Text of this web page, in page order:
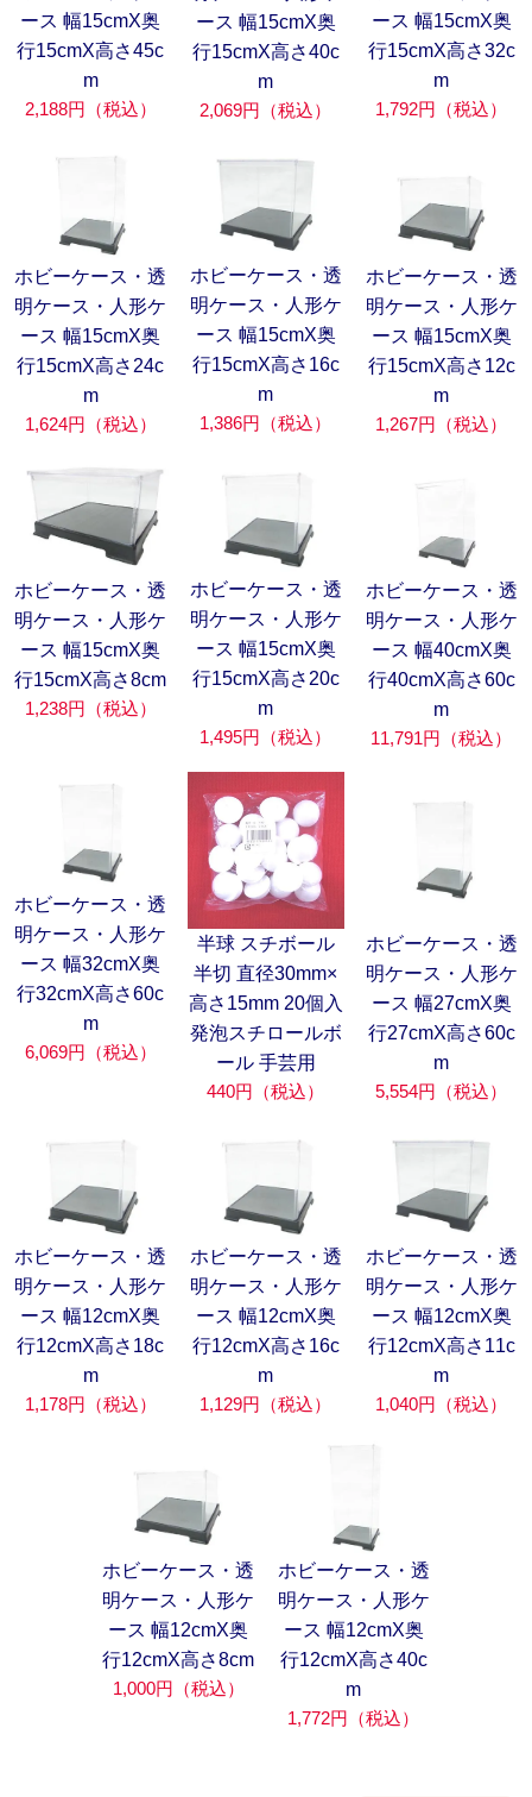
ース 幅15cmX奥
行15cmX高さ45c
m
2,188円（税込）
ース 幅15cmX奥
行15cmX高さ40c
m
2,069円（税込）
ース 幅15cmX奥
行15cmX高さ32c
m
1,792円（税込）
ホビーケース・透
明ケース・人形ケ
ース 幅15cmX奥
行15cmX高さ24c
m
1,624円（税込）
ホビーケース・透
明ケース・人形ケ
ース 幅15cmX奥
行15cmX高さ16c
m
1,386円（税込）
ホビーケース・透
明ケース・人形ケ
ース 幅15cmX奥
行15cmX高さ12c
m
1,267円（税込）
ホビーケース・透
明ケース・人形ケ
ース 幅15cmX奥
行15cmX高さ8cm
1,238円（税込）
ホビーケース・透
明ケース・人形ケ
ース 幅15cmX奥
行15cmX高さ20c
m
1,495円（税込）
ホビーケース・透
明ケース・人形ケ
ース 幅40cmX奥
行40cmX高さ60c
m
11,791円（税込）
ホビーケース・透
明ケース・人形ケ
ース 幅32cmX奥
行32cmX高さ60c
m
6,069円（税込）
半球 スチボール
半切 直径30mm×
高さ15mm 20個入
発泡スチロールボ
ール 手芸用
440円（税込）
ホビーケース・透
明ケース・人形ケ
ース 幅27cmX奥
行27cmX高さ60c
m
5,554円（税込）
ホビーケース・透
明ケース・人形ケ
ース 幅12cmX奥
行12cmX高さ18c
m
1,178円（税込）
ホビーケース・透
明ケース・人形ケ
ース 幅12cmX奥
行12cmX高さ16c
m
1,129円（税込）
ホビーケース・透
明ケース・人形ケ
ース 幅12cmX奥
行12cmX高さ11c
m
1,040円（税込）
ホビーケース・透
明ケース・人形ケ
ース 幅12cmX奥
行12cmX高さ8cm
1,000円（税込）
ホビーケース・透
明ケース・人形ケ
ース 幅12cmX奥
行12cmX高さ40c
m
1,772円（税込）